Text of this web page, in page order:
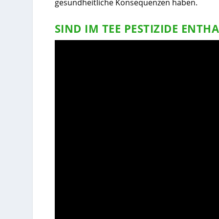
gesundheitliche Konsequenzen haben.
SIND IM TEE PESTIZIDE